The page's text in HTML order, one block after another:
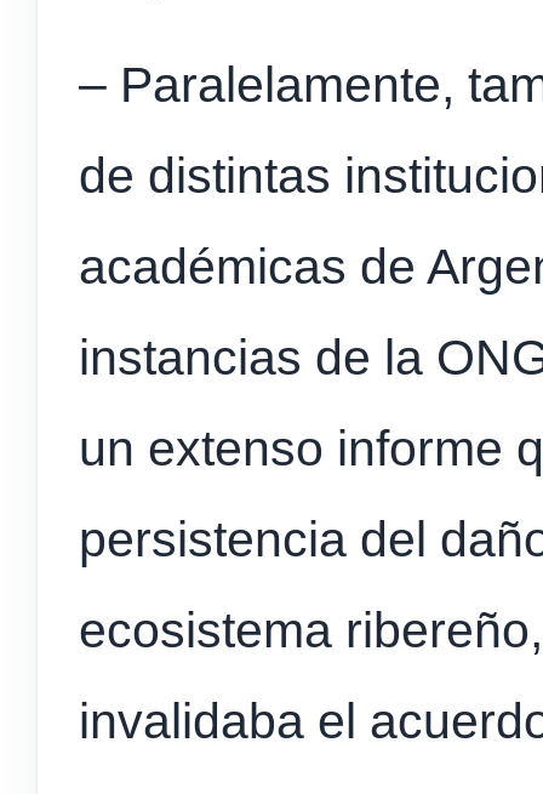
– Paralelamente,
de distintas
académicas de
instancias de la
un extenso informe
persistencia del
ecosistema
invalidaba el